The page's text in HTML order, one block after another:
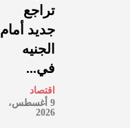
تراجع
جديد أمام
الجنيه
في...
اقتصاد
9 أغسطس،
2026